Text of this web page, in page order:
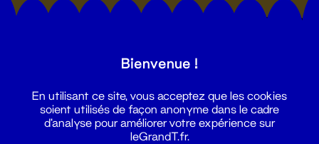
Bienvenue !
En utilisant ce site, vous acceptez que les cookies
soient utilisés de façon anonyme dans le cadre
d'analyse pour améliorer votre expérience sur
leGrandT.fr.